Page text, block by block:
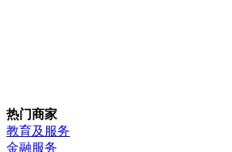
热门商家
教育及服务
金融服务